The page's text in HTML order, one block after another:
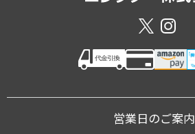
営業日のご案内